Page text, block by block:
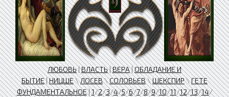
ЛЮБОВЬ|ВЛАСТЬ|ВЕРА|ОБЛАДАНИЕ И
БЫТИЕ|НИЦШЕ\ЛОСЕВ\СОЛОВЬЕВ\ШЕКСПИР\ГЕТЕ
ФУНДАМЕНТАЛЬНОЕ|1/2/3/4/5/6/7/8/9/10/11/12/13/14/